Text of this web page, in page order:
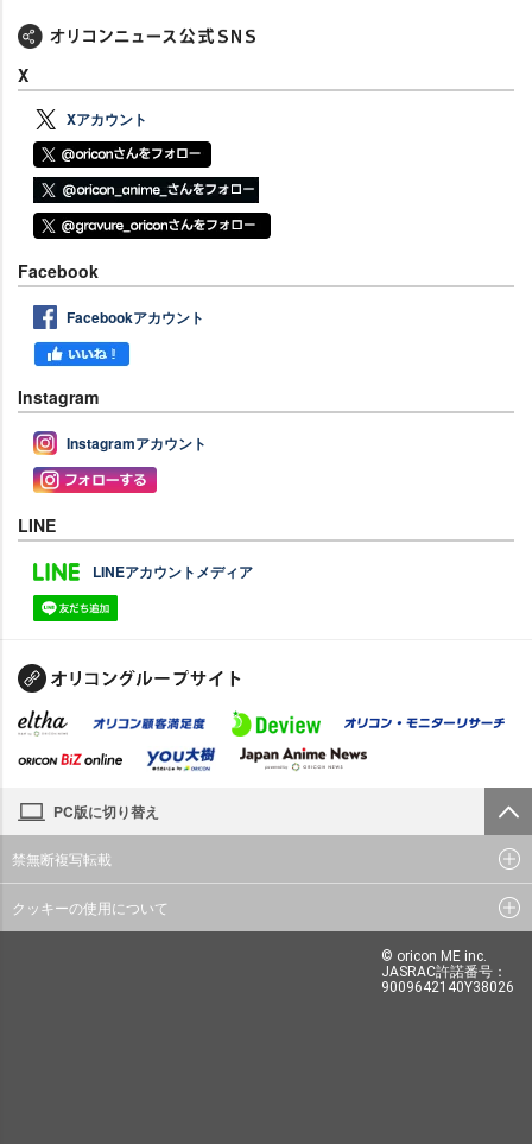
X
Xアカウント
Facebook
Facebookアカウント
Instagram
Instagramアカウント
LINE
LINEアカウントメディア
PC版に切り替え
禁無断複写転載
クッキーの使用について
© oricon ME inc.
JASRAC許諾番号：
9009642140Y38026